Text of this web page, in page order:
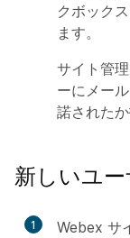
クボック
ます。
サイト管
ーにメー
諾された
新しいユ
1 Webex サ